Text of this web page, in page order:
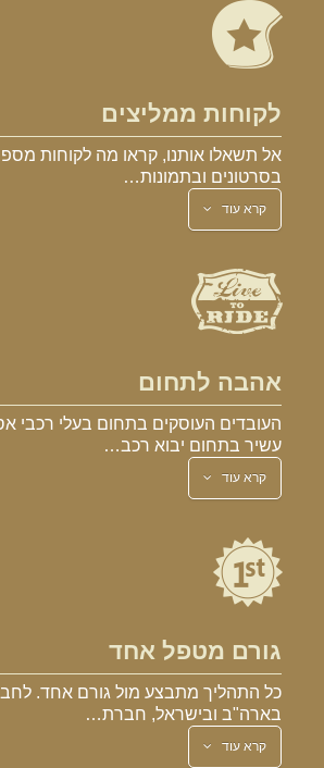
לקוחות ממליצים
אל תשאלו אותנו, קראו מה לקוחות
בסרטונים ובתמונות…
קרא עוד
אהבה לתחום
העובדים העוסקים בתחום בעלי רכבי
עשיר בתחום יבוא רכב…
קרא עוד
גורם מטפל אחד
כל התהליך מתבצע מול גורם אחד.
בארה"ב ובישראל, חברת…
קרא עוד